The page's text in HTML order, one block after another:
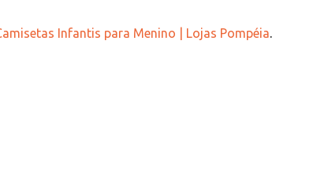
Infantis para Menino | Lojas Pompéia.